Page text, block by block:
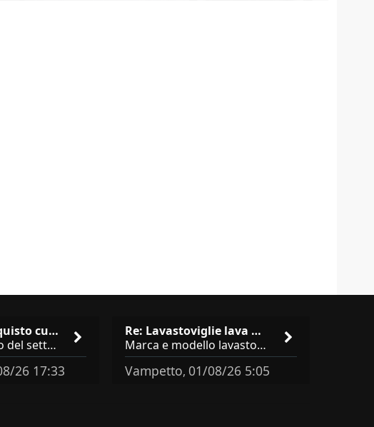
Re: Consigli acquisto cucina …
In realtà, io sono del settore e collaboro con vari negozi, ti possono dire che sono tutti brand abbastanza simili come
26 17:33
Re: Lavastoviglie lava male: …
Marca e modello lavastoviglie? Programma e Deterisvo utilizzato ? Decalcificatore è regolato in in base alla durezza
Vampetto, 01/08/26 5:05